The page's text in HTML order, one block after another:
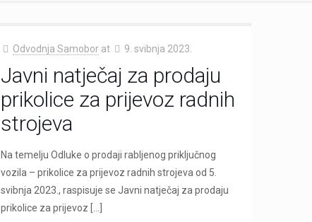
Odvodnja Samobor at 9. svibnja 2023.
Javni natječaj za prodaju
prikolice za prijevoz radnih
strojeva
Na temelju Odluke o prodaji rabljenog priključnog
vozila – prikolice za prijevoz radnih strojeva od 5.
svibnja 2023., raspisuje se Javni natječaj za prodaju
prikolice za prijevoz